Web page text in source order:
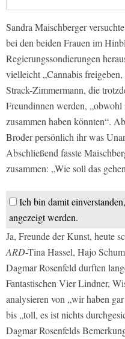
Sandra Maischberger
bei den beiden Frauen im
Regierungssondierungen
vielleicht „Cannabis
Strack-Zimmermann, die
Freundinnen werden,
zusammen haben könnten“.
Broder persönlich ihr was
Abschließend fasste
zusammen: „Wie soll das
Ich bin damit
angezeigt werden.
Ja, Freunde der Kunst, heute
ARD-Tina Hassel, Hajo
Dagmar Rosenfeld durften
Fantastischen Vier Lindner,
analysieren von „wir haben
bis „toll, es ist nichts
Dagmar Rosenfelds